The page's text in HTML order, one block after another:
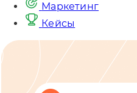
Маркетинг
Кейсы